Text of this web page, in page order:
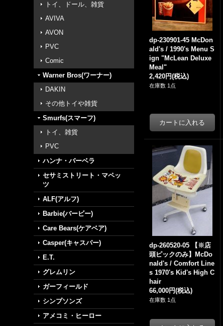
トイ、ドール、雑貨
AVIVA
AVON
PVC
Comic
Warner Bros(ワーナー)
DAKIN
その他トイや雑貨
Smurfs(スマーフ)
トイ、雑貨
PVC
ハンナ・バーベラ
セサミストリート・マペッ
ツ
ALF(アルフ)
Barbie(バービー)
Care Bears(ケアベア)
Casper(キャスパー)
E.T.
グレムリン
ガーフィールド
シンプソンズ
アメコミ・ヒーロー
dp-230901-45 McDon
ald's / 1990's Menu S
ign "McLean Deluxe
Meal"
2,420円(税込)
在庫数 1点
dp-260520-05 【※店
頭ピックのみ】McDo
nald's / Comfort Line
s 1970's Kid's High C
hair
66,000円(税込)
在庫数 1点